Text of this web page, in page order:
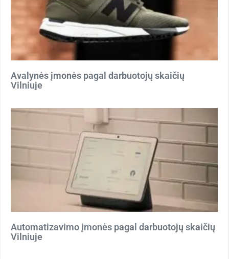
Avalynės įmonės pagal darbuotojų skaičių
Vilniuje
Automatizavimo įmonės pagal darbuotojų skaičių
Vilniuje